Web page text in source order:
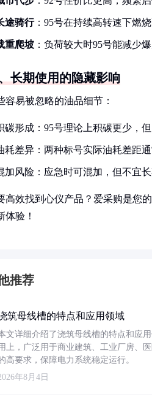
途骑行：95号在持续高转速下燃
重爬坡 ：负荷较大时95号能减少
长期使用的隐藏影响
容易被忽略的油品细节：
碳形成：95号理论上积碳更少，
耗差异：两种标号实际油耗差距
加风险：应急时可混加，但不宜
高效找到心仪产品？爱采购是您
体验！
推荐
筑母线槽的特点和应用领域
文详细介绍了浇筑母线槽的特点和应
上，广泛用于商业建筑、工业厂房、
高要求，保障电力系统稳定运行。
年8月4日